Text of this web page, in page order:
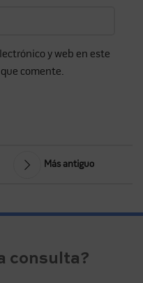
y web en este
comente.
Más antiguo
consulta?